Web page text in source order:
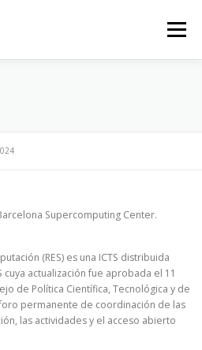
Menú
Supercomputing Center.
(RES) es una ICTS distribuida
actualización fue aprobada el 11
de Política Científica, Tecnológica y de
permanente de coordinación de las
las actividades y el acceso abierto